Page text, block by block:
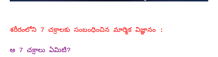
శరీరంలోని 7 చక్రాలకు సంబంధించిన మార్మిక విజ్ఞానం :
ఆ 7 చక్రాలు ఏమిటి?